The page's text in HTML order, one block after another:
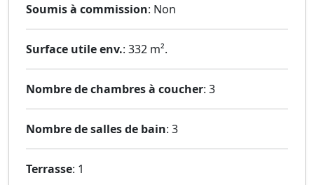
Soumis à commission: Non
Surface utile env.: 332 m².
Nombre de chambres à coucher: 3
Nombre de salles de bain: 3
Terrasse: 1